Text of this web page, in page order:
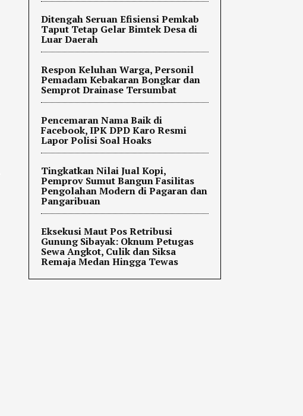
Ditengah Seruan Efisiensi Pemkab
Taput Tetap Gelar Bimtek Desa di
Luar Daerah
Respon Keluhan Warga, Personil
Pemadam Kebakaran Bongkar dan
Semprot Drainase Tersumbat
Pencemaran Nama Baik di
Facebook, IPK DPD Karo Resmi
Lapor Polisi Soal Hoaks
Tingkatkan Nilai Jual Kopi,
Pemprov Sumut Bangun Fasilitas
Pengolahan Modern di Pagaran dan
Pangaribuan
Eksekusi Maut Pos Retribusi
Gunung Sibayak: Oknum Petugas
Sewa Angkot, Culik dan Siksa
Remaja Medan Hingga Tewas